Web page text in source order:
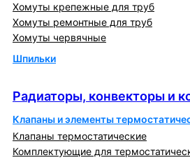
Хомуты крепежные для труб
Хомуты ремонтные для труб
Хомуты червячные
Шпильки
Радиаторы, конвекторы и
Клапаны и элементы
Клапаны термостатические
Комплектующие для